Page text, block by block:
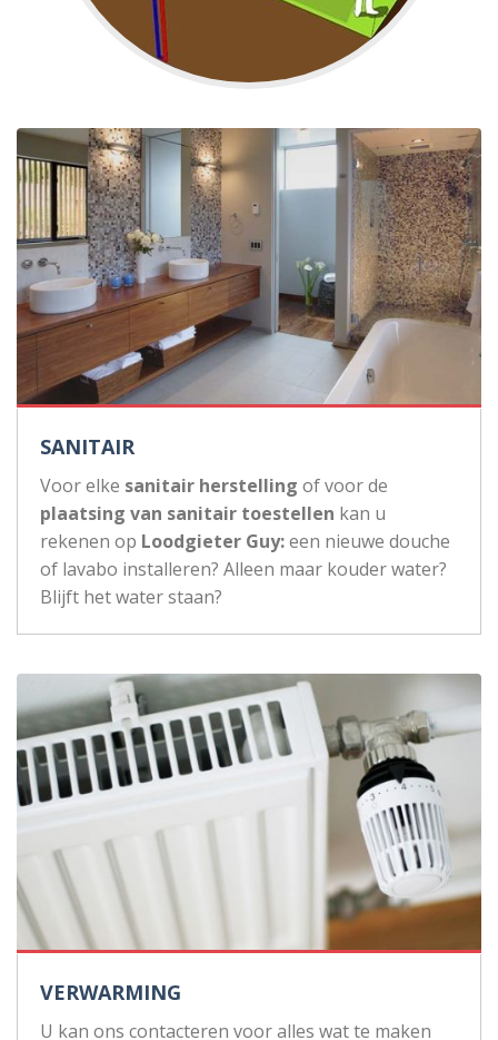
SANITAIR
Voor elke sanitair herstelling of voor de
plaatsing van sanitair toestellen kan u
rekenen op Loodgieter Guy:een nieuwe douche
of lavabo installeren? Alleen maar kouder water?
Blijft het water staan?
VERWARMING
U kan ons contacteren voor alles wat te maken